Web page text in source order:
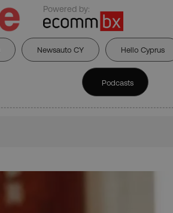
Powered by:
Newsauto CY Hello Cyprus
Podcasts